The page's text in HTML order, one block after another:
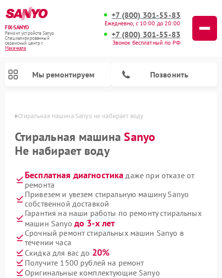
FIX-SANYO
Ремонт устройств Sanyo
Специализированный
cервисный центр г.
Махачкала
+7 (800) 301-55-83
Ежедневно, с 10:00 до 20:00
+7 (800) 301-55-83
Звонок бесплатный по РФ
Мы ремонтируем Позвонить
Стиральная машина Sanyo не набирает воду
Стиральная машинаSanyo
Не набирает воду
Бесплатная диагностика даже при отказе от
ремонта
Привезем и увезем стиральную машину Sanyo
собственной доставкой
Гарантия на наши работы по ремонту стиральных
машин Sanyo до 3-х лет
Срочный ремонт стиральных машин Sanyo в
течении часа
Скидка для вас до 20%
Получите 1500 рублей на ремонт
Оригинальные комплектующие Sanyo